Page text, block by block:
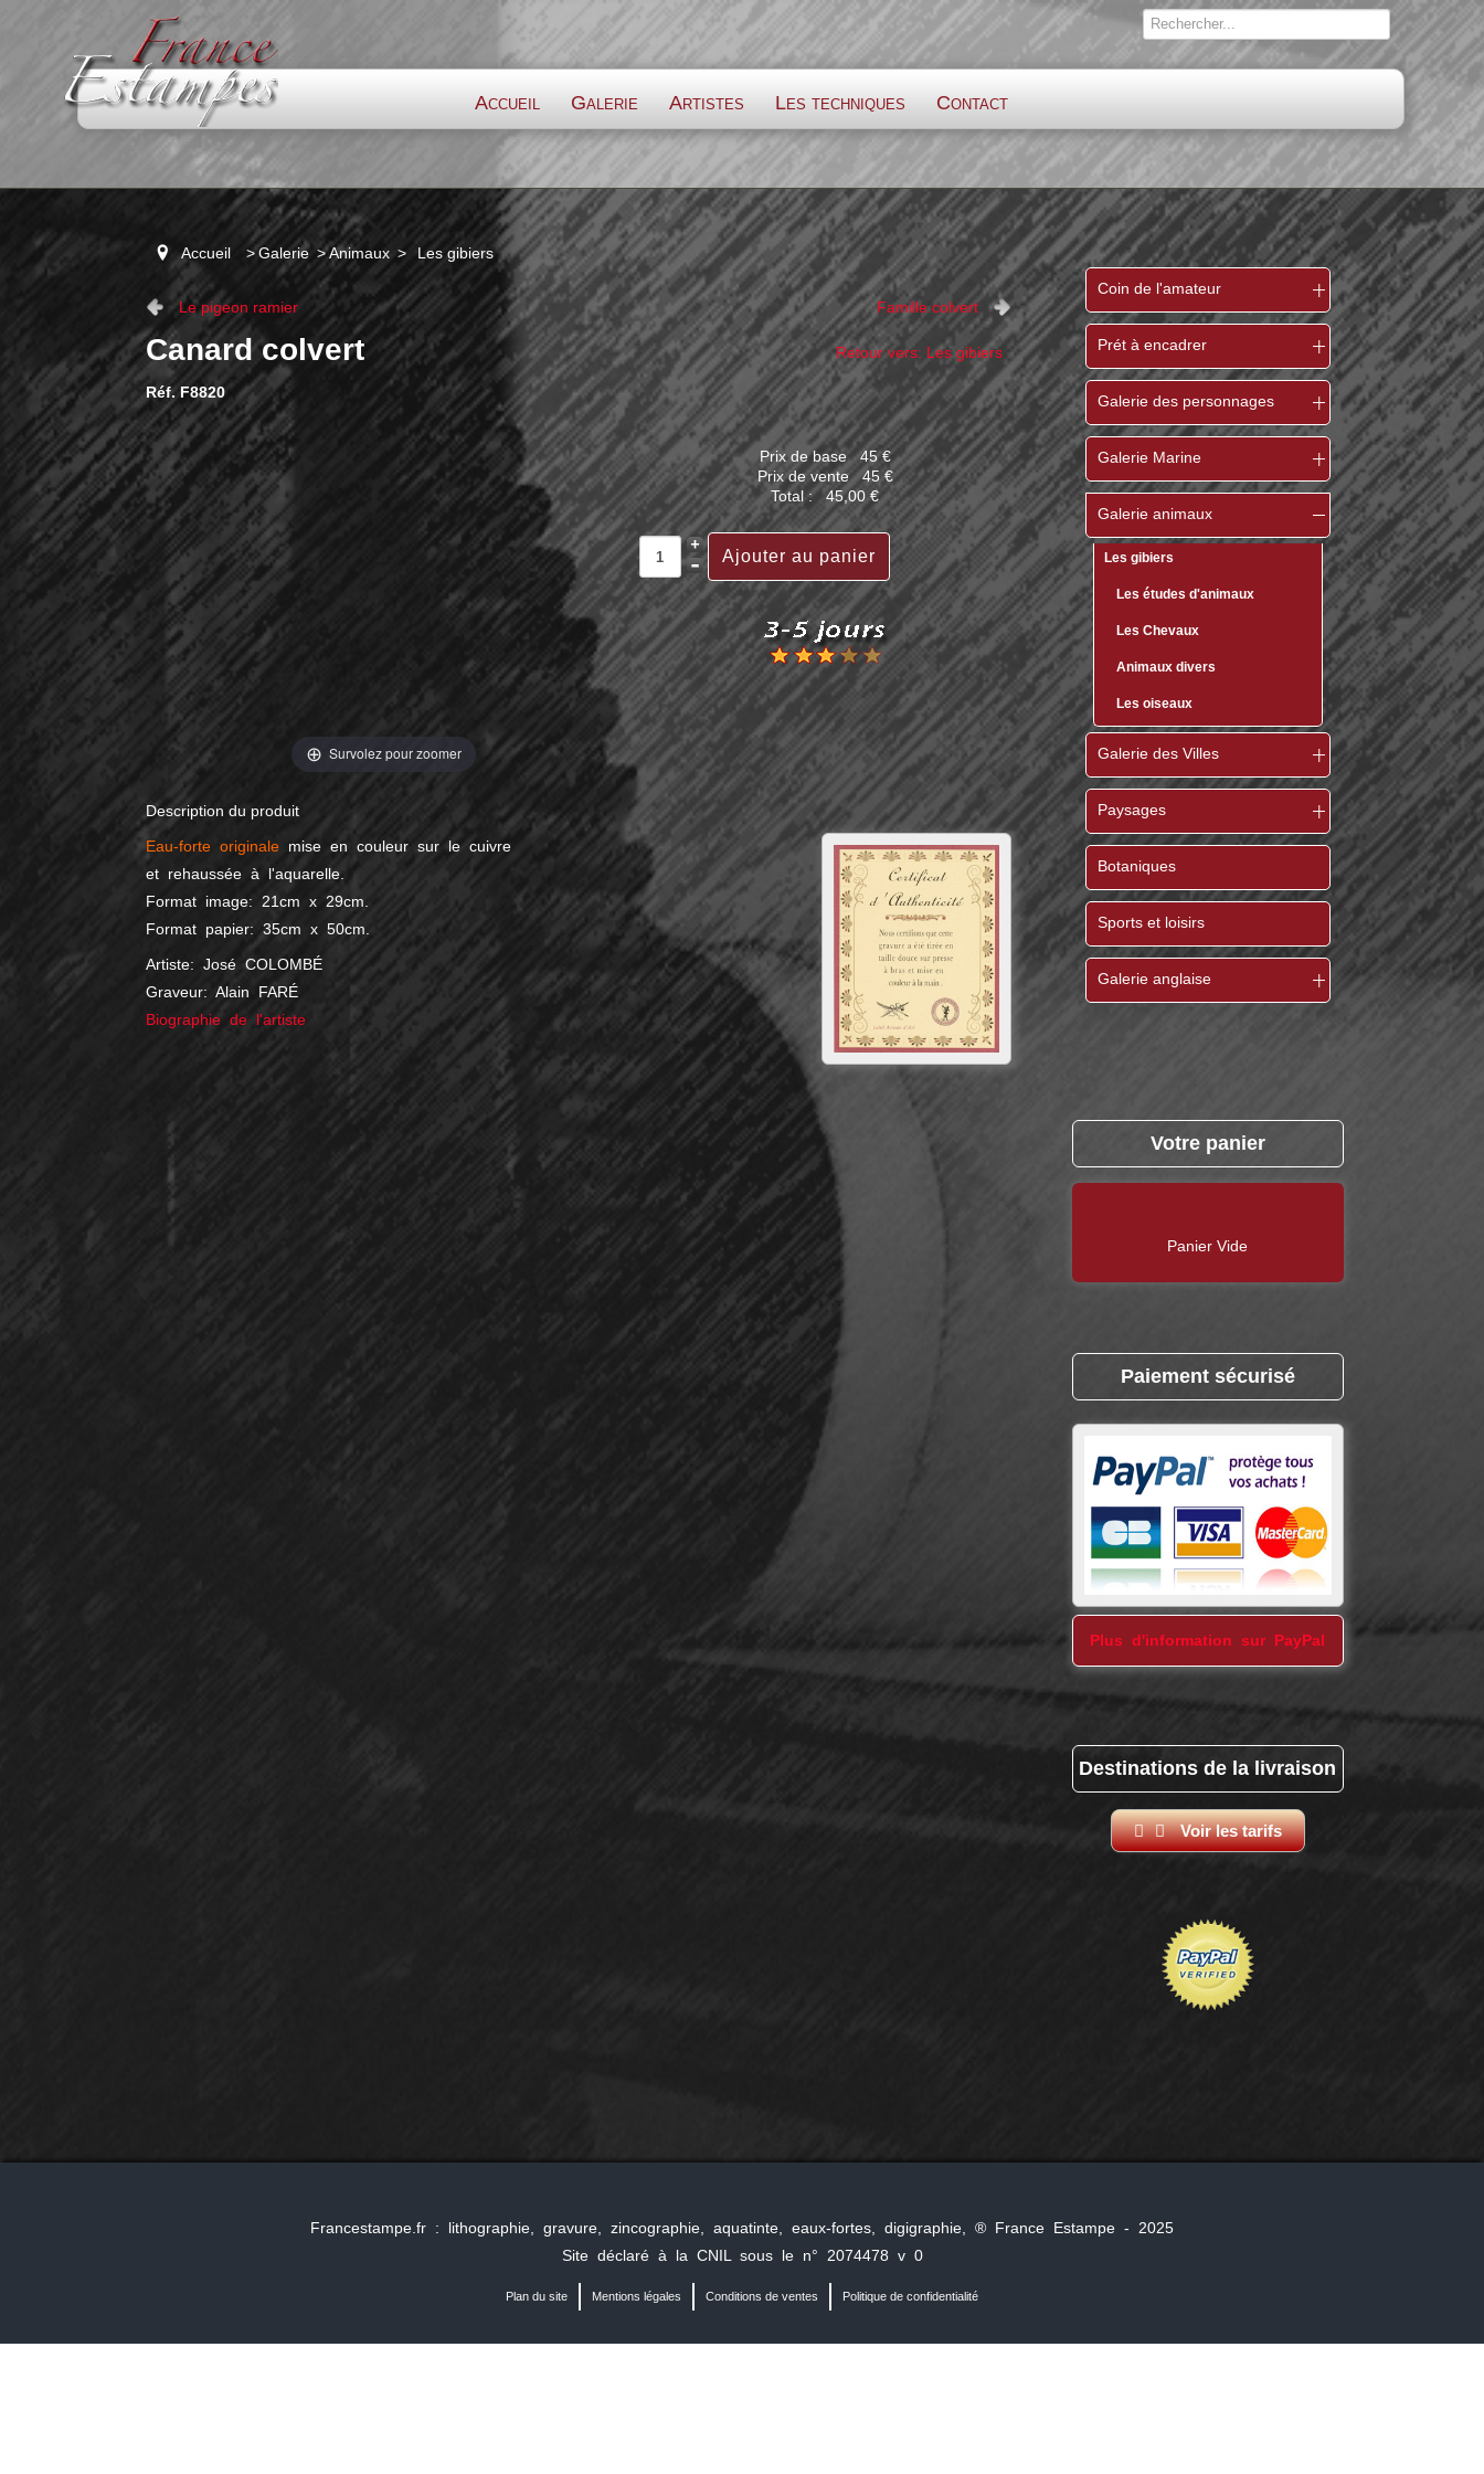
Accueil Galerie Artistes Les techniques Contact
Coin de l'amateur
Prét à encadrer
Galerie des personnages
Galerie Marine
Galerie animaux
Les gibiers
Les études d'animaux
Les Chevaux
Animaux divers
Les oiseaux
Galerie des Villes
Paysages
Botaniques
Sports et loisirs
Galerie anglaise
Votre panier
Panier Vide
Paiement sécurisé
Plus d'information sur PayPal
Destinations de la livraison
Voir les tarifs
Accueil >Galerie >Animaux > Les gibiers
Le pigeon ramier Famille colvert
Retour vers: Les gibiers
Canard colvert
Réf. F8820
Survolez pour zoomer
Prix de base
45 €
Prix ​​de vente
45 €
Total :
45,00 €
Description du produit
Eau-forte originale mise en couleur sur le cuivre
et rehaussée à l'aquarelle.
Format image: 21cm x 29cm.
Format papier: 35cm x 50cm.
Artiste: José COLOMBÉ
Graveur: Alain FARÉ
Biographie de l'artiste
Francestampe.fr : lithographie, gravure, zincographie, aquatinte, eaux-fortes, digigraphie, ® France Estampe - 2025
Site déclaré à la CNIL sous le n° 2074478 v 0
Plan du site Mentions légales Conditions de ventes Politique de confidentialité